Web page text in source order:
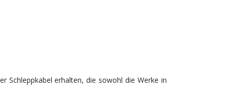
Schleppkabel erhalten, die sowohl die Werke in